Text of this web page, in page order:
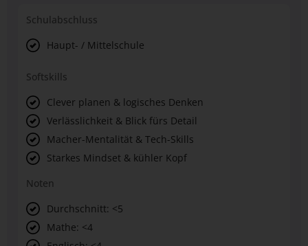
Schulabschluss
Haupt- / Mittelschule
Softskills
Clever planen & logisches Denken
Verlässlichkeit & Blick fürs Detail
Macher-Mentalität & Tech-Skills
Starkes Mindset & kühler Kopf
Noten
Durchschnitt: <5
Mathe: <4